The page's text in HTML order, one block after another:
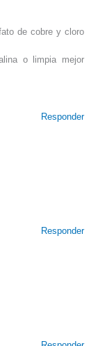
de cobre y cloro
o limpia mejor
Responder
Responder